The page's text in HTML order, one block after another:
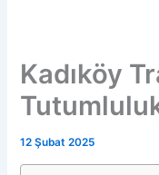
Kadıköy
12 Şubat 2025